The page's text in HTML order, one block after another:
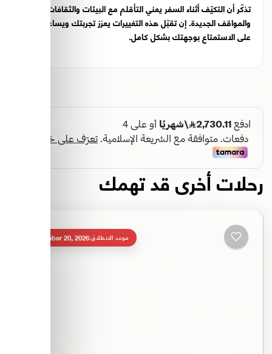
تذكّر أن التكيّف أثناء السفر يعني التأقلم مع البيئات والثقافات
والمواقف الجديدة. إن تقبّل هذه التغييرات يعزز تجربتك ويساعدك
على الاستمتاع بوجهتك بشكل كامل.
رحلات أخرى قد تهمك
موعد الانطلاق:September 20, 2026